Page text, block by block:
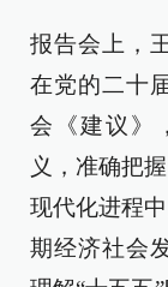
报告会上，
在党的二十
会《建议》
义，准确把
现代化进程
期经济社会